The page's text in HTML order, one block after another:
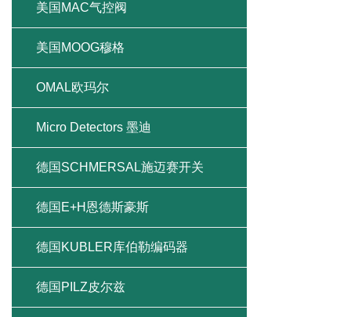
美国MAC气控阀
美国MOOG穆格
OMAL欧玛尔
Micro Detectors 墨迪
德国SCHMERSAL施迈赛开关
德国E+H恩德斯豪斯
德国KUBLER库伯勒编码器
德国PILZ皮尔兹